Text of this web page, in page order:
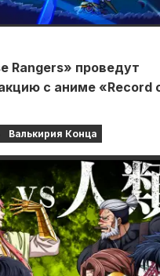
Rangers» проведут
с аниме «Record
Валькирия Конца